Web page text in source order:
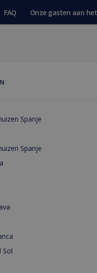
FAQ Onze gasten aan
Spanje
Spanje
Sol